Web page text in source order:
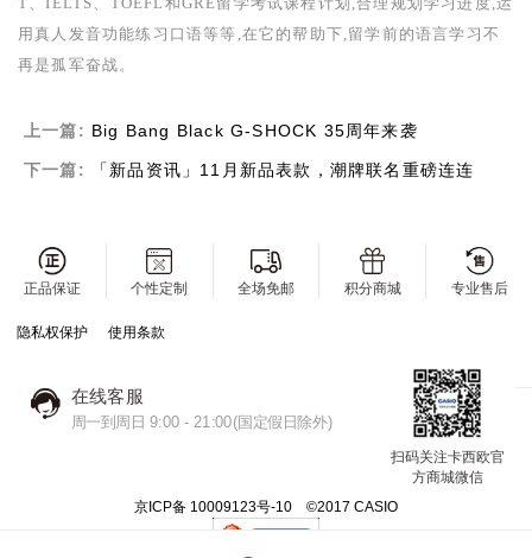
用真人发音功能练习口语等等,在它的帮助下,留学前的语言学习不
再是孤军奋战。
上一篇: Big Bang Black G-SHOCK 35周年来袭
下一篇: 「新品资讯」11月新品表款，潮牌联名重磅连连
正品保证 个性定制 全场免邮 积分商城 专业售后
隐私权保护 使用条款
在线客服
周一到周日 9:00 - 21:00(国定假日除外)
扫码关注卡西欧官
方商城微信
京ICP备 10009123号-10 ©2017 CASIO